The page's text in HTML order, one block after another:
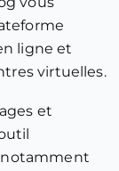
ligne et
virtuelles.
et